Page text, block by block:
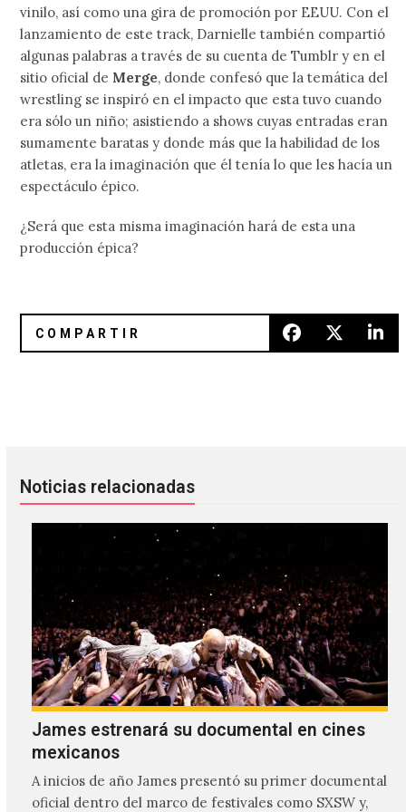
vinilo, así como una gira de promoción por EEUU. Con el
lanzamiento de este track, Darnielle también compartió
algunas palabras a través de su cuenta de Tumblr y en el
sitio oficial de Merge, donde confesó que la temática del
wrestling se inspiró en el impacto que esta tuvo cuando
era sólo un niño; asistiendo a shows cuyas entradas eran
sumamente baratas y donde más que la habilidad de los
atletas, era la imaginación que él tenía lo que les hacía un
espectáculo épico.
¿Será que esta misma imaginación hará de esta una
producción épica?
Noticias relacionadas
James estrenará su documental en cines
mexicanos
A inicios de año James presentó su primer documental
oficial dentro del marco de festivales como SXSW y,